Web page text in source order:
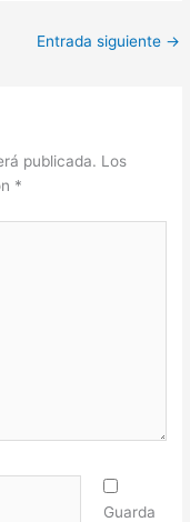
Entrada siguiente →
publicada. Los
*
Guarda